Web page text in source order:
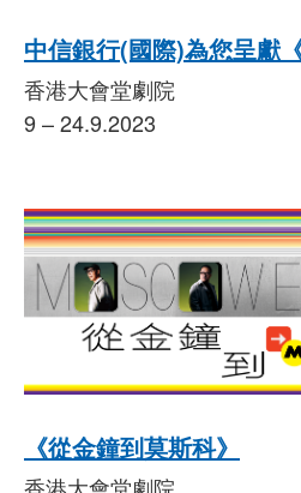
中信銀行(國際)為您呈獻
香港大會堂劇院
9 – 24.9.2023
《從金鐘到莫斯科》